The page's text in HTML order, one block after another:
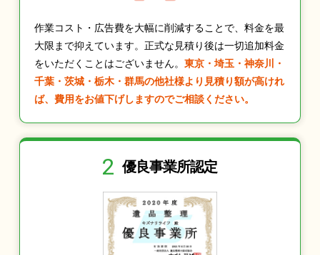
作業コスト・広告費を大幅に削減することで、料金を最
大限まで抑えています。正式な見積り後は一切追加料金
をいただくことはございません。 東京・埼玉・神奈川・
千葉・茨城・栃木・群馬の他社様より見積り額が高けれ
ば、費用をお値下げしますのでご相談ください。
2 優良事業所認定